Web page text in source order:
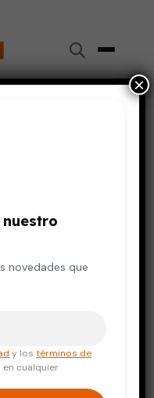
novedades que
y lostérminos de
en cualquier
×